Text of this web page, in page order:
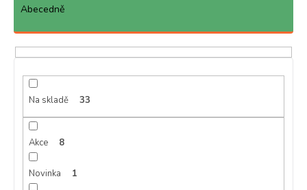
p
Abecedně
Na skladě 33
Akce 8
Novinka 1